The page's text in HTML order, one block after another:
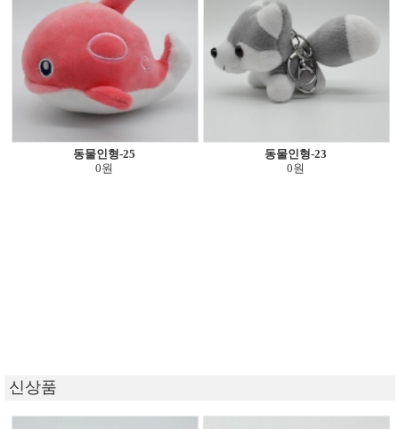
동물인형-25
0원
동물인형-23
0원
신상품